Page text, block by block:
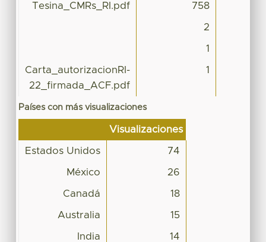
Tesina_CMRs_RI.pdf 758
2
1
Carta_autorizacionRI-
22_firmada_ACF.pdf
1
Países con más visualizaciones
Visualizaciones
Estados Unidos 74
México 26
Canadá 18
Australia 15
India 14